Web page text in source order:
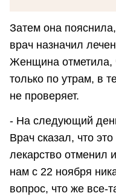
Затем она
врач назначил
Женщина отметила,
только по утрам, в
не проверяет.
- На следующий
Врач сказал, что
лекарство отменил
нам с 22 ноября
вопрос, что же все-